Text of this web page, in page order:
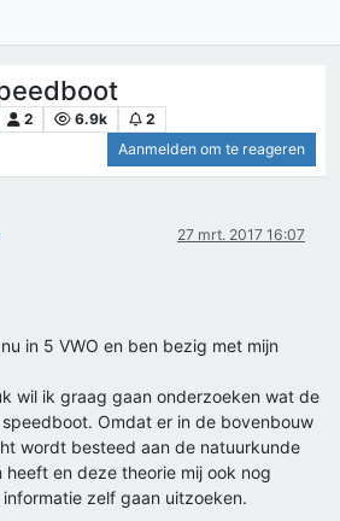
2 6.9k
2
Aanmelden om te reageren
27 mrt. 2017 16:07
in 5 VWO en ben bezig met mijn
wil ik graag gaan onderzoeken wat de
Omdat er in de bovenbouw
wordt besteed aan de natuurkunde
en deze theorie mij ook nog
zelf gaan uitzoeken.